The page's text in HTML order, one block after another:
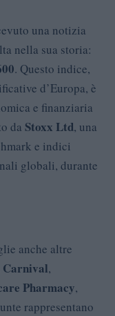
una notizia
nella sua storia:
. Questo indice,
d’Europa, è
e finanziaria
da Stoxx Ltd, una
e indici
globali, durante
anche altre
Carnival,
Pharmacy,
rappresentano